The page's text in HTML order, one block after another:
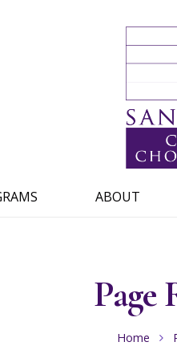
ABOUT
Page
Home